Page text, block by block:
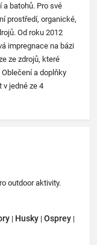
a batohů. Pro své
prostředí, organické,
Od roku 2012
impregnace na bázi
ze zdrojů, které
a doplňky
v jedné ze 4
outdoor aktivity.
| Husky | Osprey |